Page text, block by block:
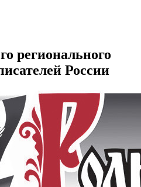
регионального
России